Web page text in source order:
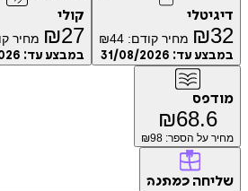
דיגיטלי
₪32 מחיר קודם: ₪44
במבצע עד: 31/08/2026
קולי
₪27 מחיר
במבצע עד:
מודפס
₪68.6
מחיר על הספר: ₪ 98
שליחה כמתנה